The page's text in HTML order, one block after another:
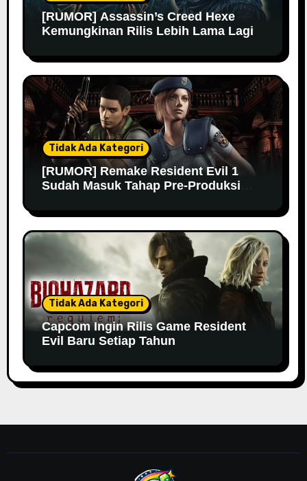
[RUMOR] Assassin’s Creed Hexe
Kemungkinan Rilis Lebih Lama Lagi
Tidak Ada Kategori
[RUMOR] Remake Resident Evil 1
Sudah Masuk Tahap Pre-Produksi
Tidak Ada Kategori
Capcom Ingin Rilis Game Resident
Evil Baru Setiap Tahun